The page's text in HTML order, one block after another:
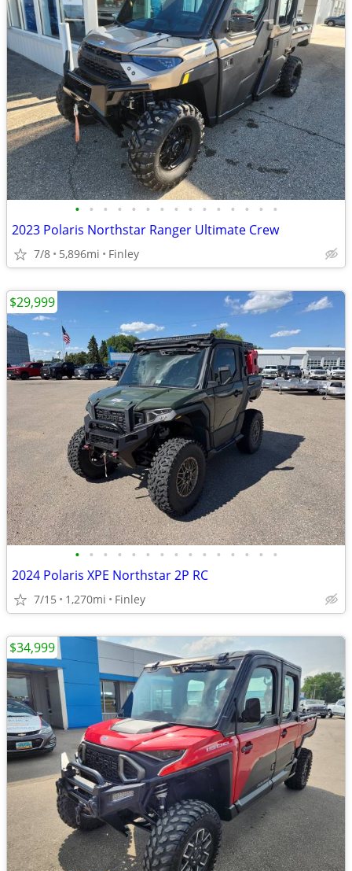
• • • • • • • • • • • • • • •
2023 Polaris Northstar Ranger Ultimate Crew
7/8 5,896mi Finley
• • • • • • • • • • • • • • •
2024 Polaris XPE Northstar 2P RC
7/15 1,270mi Finley
$29,999
$34,999